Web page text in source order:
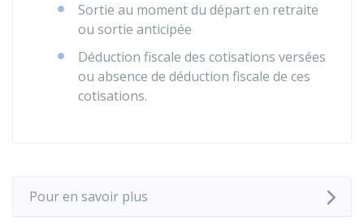
Sortie au moment du départ en retraite
ou sortie anticipée
Déduction fiscale des cotisations versées
ou absence de déduction fiscale de ces
cotisations.
Pour en savoir plus